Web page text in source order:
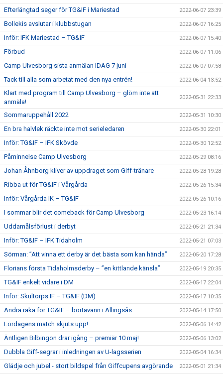
Efterlängtad seger för TG&IF i Mariestad 2022-06-07 23:39
Bollekis avslutar i klubbstugan 2022-06-07 16:25
Inför: IFK Mariestad – TG&IF 2022-06-07 15:40
Förbud 2022-06-07 11:06
Camp Ulvesborg sista anmälan IDAG 7 juni 2022-06-07 07:58
Tack till alla som arbetat med den nya entrén! 2022-06-04 13:52
Klart med program till Camp Ulvesborg – glöm inte att
anmäla!
2022-05-31 22:33
Sommaruppehåll 2022 2022-05-31 10:30
En bra halvlek räckte inte mot serieledaren 2022-05-30 22:01
Inför: TG&IF – IFK Skövde 2022-05-30 12:52
Påminnelse Camp Ulvesborg 2022-05-29 08:16
Johan Åhnborg kliver av uppdraget som Giff-tränare 2022-05-28 19:28
Ribba ut för TG&IF i Vårgårda 2022-05-26 15:34
Inför: Vårgårda IK – TG&IF 2022-05-26 10:16
I sommar blir det comeback för Camp Ulvesborg 2022-05-23 16:14
Uddamålsförlust i derbyt 2022-05-21 21:34
Inför: TG&IF – IFK Tidaholm 2022-05-21 07:03
Sörman: ”Att vinna ett derby är det bästa som kan hända” 2022-05-20 17:28
Florians första Tidaholmsderby – ”en kittlande känsla” 2022-05-19 20:35
TG&IF enkelt vidare i DM 2022-05-17 22:04
Inför: Skultorps IF – TG&IF (DM) 2022-05-17 10:35
Andra raka för TG&IF – bortavann i Allingsås 2022-05-14 17:50
Lördagens match skjuts upp! 2022-05-06 14:42
Äntligen Bilbingon drar igång – premiär 10 maj! 2022-05-06 13:02
Dubbla Giff-segrar i inledningen av U-lagsserien 2022-05-04 16:34
Glädje och jubel - stort bildspel från Giffcupens avgörande 2022-05-01 21:34